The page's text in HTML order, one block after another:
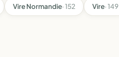
Vire Normandie· 152 Vire· 149